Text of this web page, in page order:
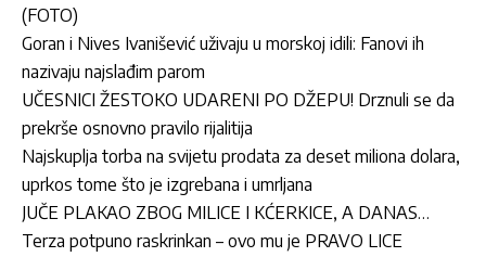
(FOTO)
Goran i Nives Ivanišević uživaju u morskoj idili: Fanovi ih
nazivaju najslađim parom
UČESNICI ŽESTOKO UDARENI PO DŽEPU! Drznuli se da
prekrše osnovno pravilo rijalitija
Najskuplja torba na svijetu prodata za deset miliona dolara,
uprkos tome što je izgrebana i umrljana
JUČE PLAKAO ZBOG MILICE I KĆERKICE, A DANAS…
Terza potpuno raskrinkan – ovo mu je PRAVO LICE